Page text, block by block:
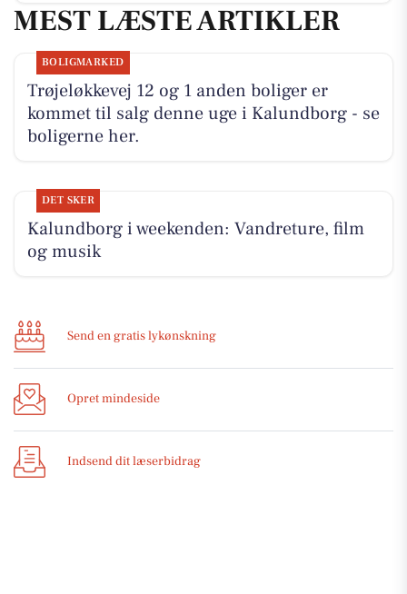
MEST LÆSTE ARTIKLER
BOLIGMARKED
Trøjeløkkevej 12 og 1 anden boliger er
kommet til salg denne uge i Kalundborg - se
boligerne her.
DET SKER
Kalundborg i weekenden: Vandreture, film
og musik
Send en gratis lykønskning
Opret mindeside
Indsend dit læserbidrag